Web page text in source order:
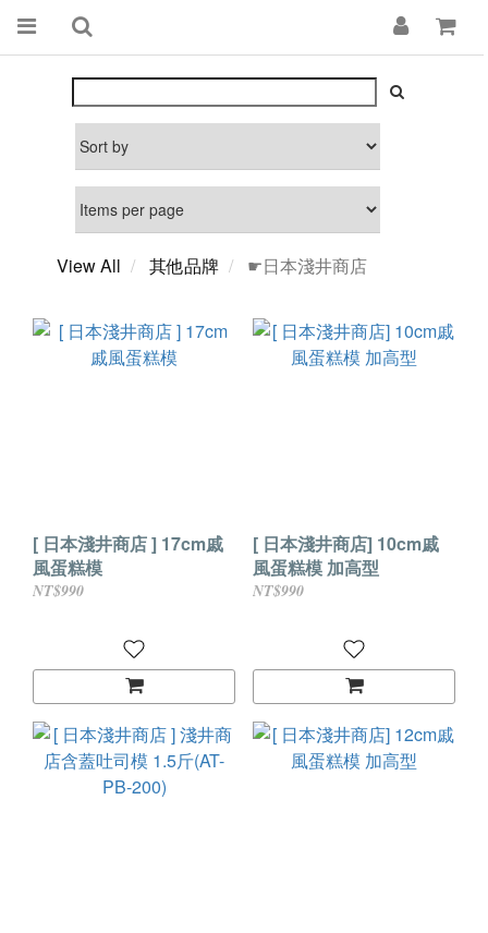
View All 其他品牌 ☛日本淺井商店
[ 日本淺井商店 ] 17cm戚
風蛋糕模
NT$990
[ 日本淺井商店] 10cm戚
風蛋糕模 加高型
NT$990